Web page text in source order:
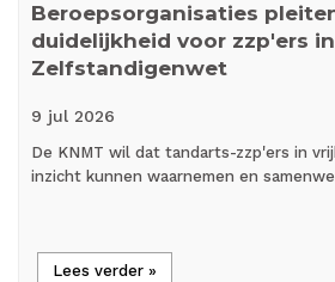
Beroepsorganisaties
duidelijkheid voor zzp'ers in
Zelfstandigenwet
9 jul 2026
De KNMT wil dat tandarts-zzp'ers in
inzicht kunnen waarnemen en
Lees verder »